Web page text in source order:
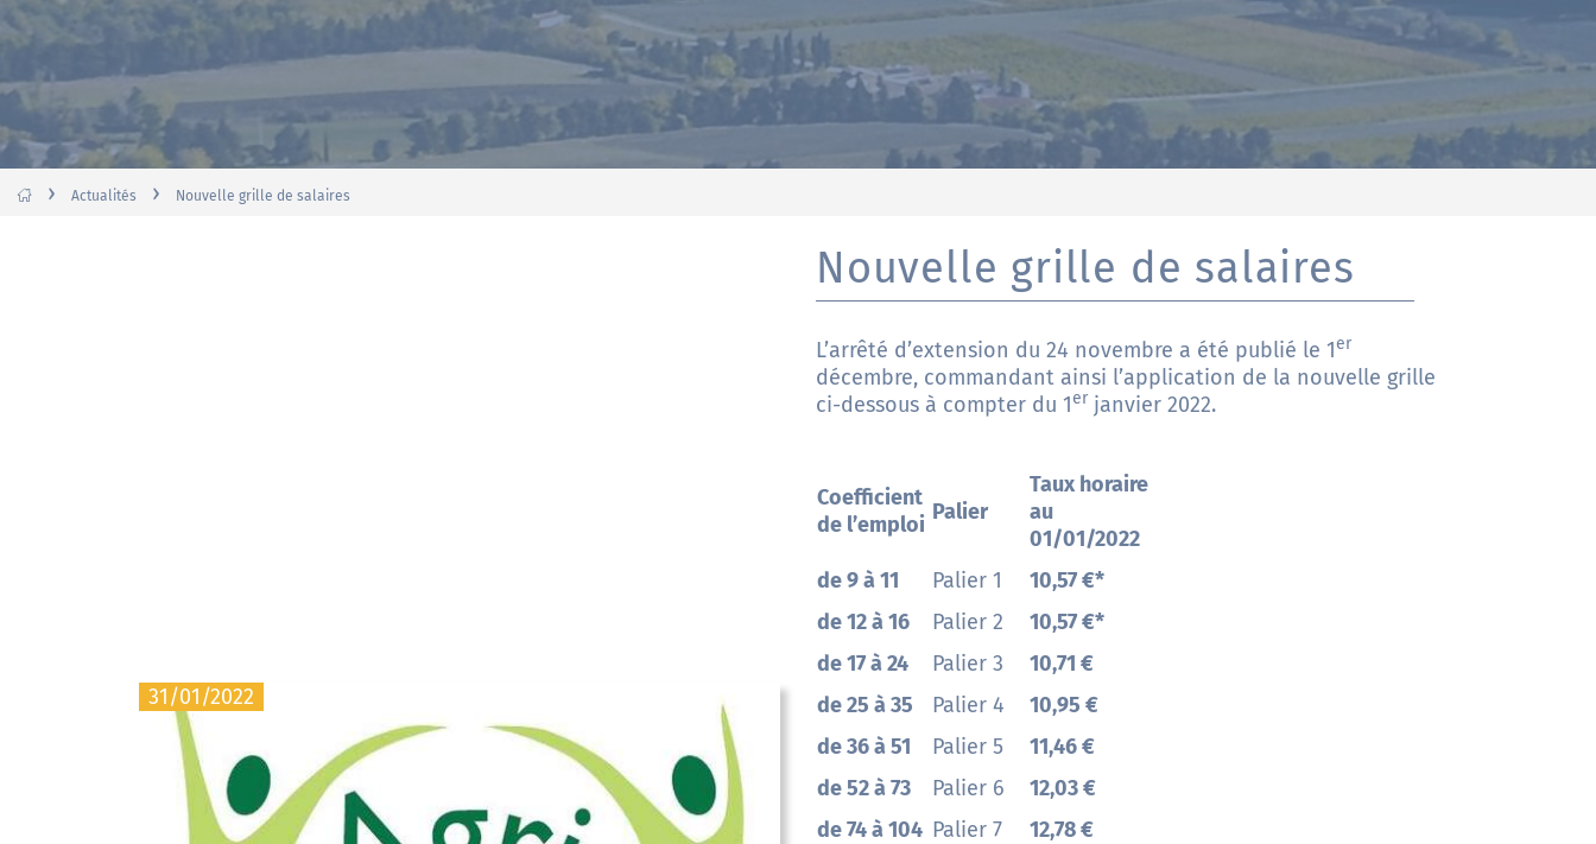
› Actualités › Nouvelle grille de salaires
31/01/2022
Nouvelle grille de salaires
L’arrêté d’extension du 24 novembre a été publié le 1er
décembre, commandant ainsi l’application de la nouvelle grille
ci-dessous à compter du 1er janvier 2022.
Coefficient
de l’emploi Palier
Taux horaire
au
01/01/2022
de 9 à 11
Palier 1
10,57 €*
de 12 à 16
Palier 2
10,57 €*
de 17 à 24
Palier 3
10,71 €
de 25 à 35
Palier 4
10,95 €
de 36 à 51
Palier 5
11,46 €
de 52 à 73
Palier 6
12,03 €
de 74 à 104 Palier 7
12,78 €